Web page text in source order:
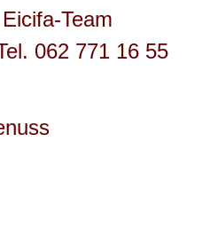
Team
062 771 16 55